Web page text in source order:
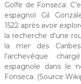
Golfe de Fonseca:
espagnol Gil
1522 après avoir
la recherche d’une
la mer des
l’archevêque
espagnole dans le
Fonseca. (Source